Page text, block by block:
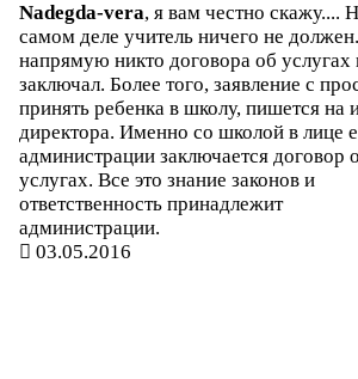
Nadegda-vera, я вам честно скажу....
самом деле учитель ничего не
напрямую никто договора об услугах
заключал. Более того, заявление с
принять ребенка в школу, пишется на
директора. Именно со школой в лице
администрации заключается договор
услугах. Все это знание законов и
ответственность принадлежит
администрации.
03.05.2016